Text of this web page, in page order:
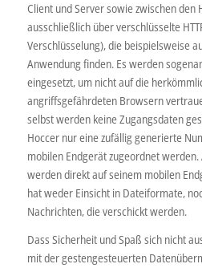
Client und Server sowie zwischen den
ausschließlich über verschlüsselte
Verschlüsselung), die beispielsweise
Anwendung finden. Es werden
eingesetzt, um nicht auf die
angriffsgefährdeten Browsern
selbst werden keine Zugangsdaten
Hoccer nur eine zufällig generierte
mobilen Endgerät zugeordnet
werden direkt auf seinem mobilen
hat weder Einsicht in Dateiformate,
Nachrichten, die verschickt werden.
Dass Sicherheit und Spaß sich nicht
mit der gestengesteuerten